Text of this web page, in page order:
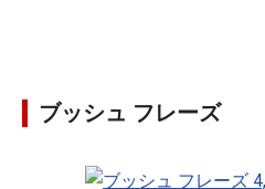
ブッシュ フレーズ